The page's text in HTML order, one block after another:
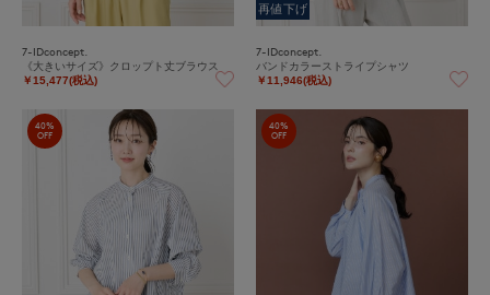
7-IDconcept.
《大きいサイズ》クロップト丈ブラウス
￥15,477(税込)
再値下げ
7-IDconcept.
バンドカラーストライプシャツ
￥11,946(税込)
40%
OFF
40%
OFF